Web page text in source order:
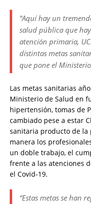
“Aquí hay un
salud pública que
atención primaria,
distintas metas
que pone el
Las metas sanitarias
Ministerio de Salud en
hipertensión, tomas de
cambiado pese a estar
sanitaria producto de la
manera los
un doble trabajo, el
frente a las atenciones
el Covid-19.
“Estas metas se han